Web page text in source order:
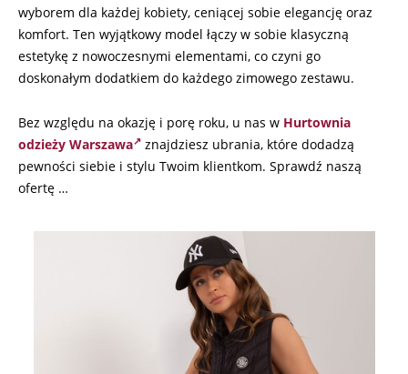
wyborem dla każdej kobiety, ceniącej sobie elegancję oraz
komfort. Ten wyjątkowy model łączy w sobie klasyczną
estetykę z nowoczesnymi elementami, co czyni go
doskonałym dodatkiem do każdego zimowego zestawu.
Bez względu na okazję i porę roku, u nas w Hurtownia
odzieży Warszawa
znajdziesz ubrania, które dodadzą
pewności siebie i stylu Twoim klientkom. Sprawdź naszą
ofertę …